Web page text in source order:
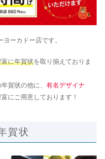
ーカドー店です。
に年賀状を取り揃えておりま
賀状の他に、 有名デザイナ
にご用意しております！
賀状